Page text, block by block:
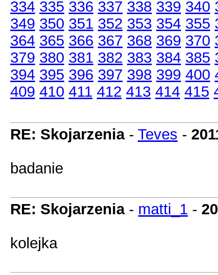
334 335 336 337 338 339 340
349 350 351 352 353 354 355
364 365 366 367 368 369 370
379 380 381 382 383 384 385
394 395 396 397 398 399 400
409 410 411 412 413 414 415
RE: Skojarzenia- Teves -
badanie
RE: Skojarzenia- matti_1 -
kolejka